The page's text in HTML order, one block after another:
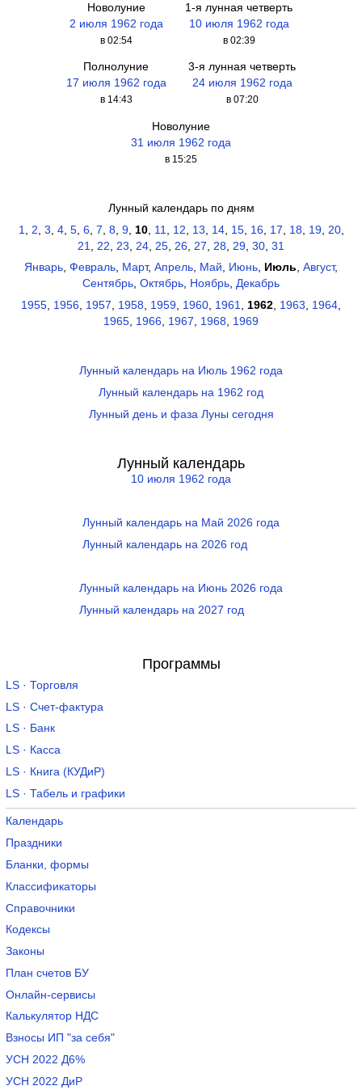
Новолуние
2 июля 1962 года
в 02:54
1-я лунная четверть
10 июля 1962 года
в 02:39
Полнолуние
17 июля 1962 года
в 14:43
3-я лунная четверть
24 июля 1962 года
в 07:20
Новолуние
31 июля 1962 года
в 15:25
Лунный календарь по дням
1
2 3 4, 5, 6, 7 8 9, 10, 11 12 13 14, 15, 16, 17 18 19, 20,
21
22 23 24 25 26 27 28 29 30 31
Январь, Февраль, Март, Апрель, Май, Июнь, Июль, Август,
Сентябрь, Октябрь, Ноябрь, Декабрь
1955, 1956, 1957, 1958, 1959, 1960, 1961, 1962, 1963, 1964,
1965, 1966, 1967, 1968, 1969
Лунный календарь на Июль 1962 года
Лунный календарь на 1962 год
Лунный день и фаза Луны сегодня
Лунный календарь
10 июля 1962 года
Лунный календарь на Май 2026 года
Лунный календарь на 2026 год
Лунный календарь на Июнь 2026 года
Лунный календарь на 2027 год
Программы
LS · Торговля
LS · Счет-фактура
LS · Банк
LS · Касса
LS · Книга (КУДиР)
LS · Табель и графики
Календарь
Праздники
Бланки, формы
Классификаторы
Справочники
Кодексы
Законы
План счетов БУ
Онлайн-сервисы
Калькулятор НДС
Взносы ИП "за себя"
УСН 2022 Д6%
УСН 2022 ДиР